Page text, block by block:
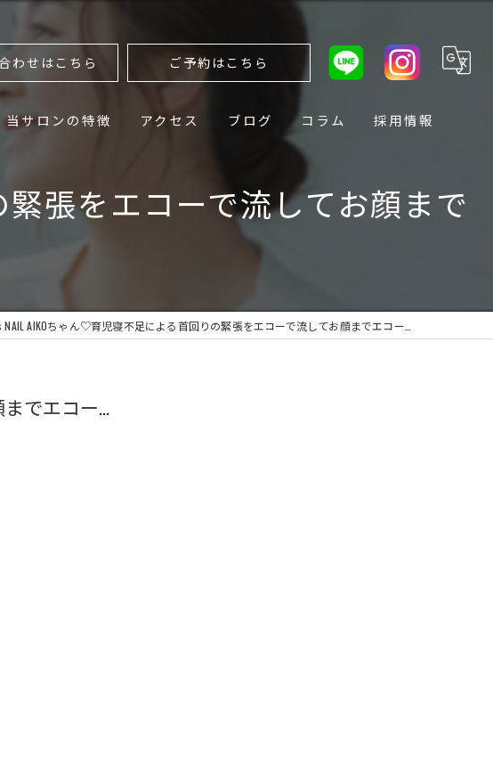
わせはこちら ご予約はこちら
当サロンの特徴
ボディ
小顔
アクセス ブログ コラム 採用情報
張をエコーで流してお顔まで
NAIL AIKOちゃん♡育児寝不足による首回りの緊張をエコーで流してお顔までエコー…
までエコー…